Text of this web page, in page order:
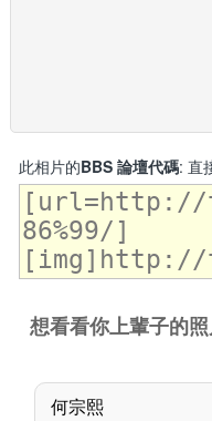
此相片的BBS 論壇代碼: 直
想看看你上輩子的